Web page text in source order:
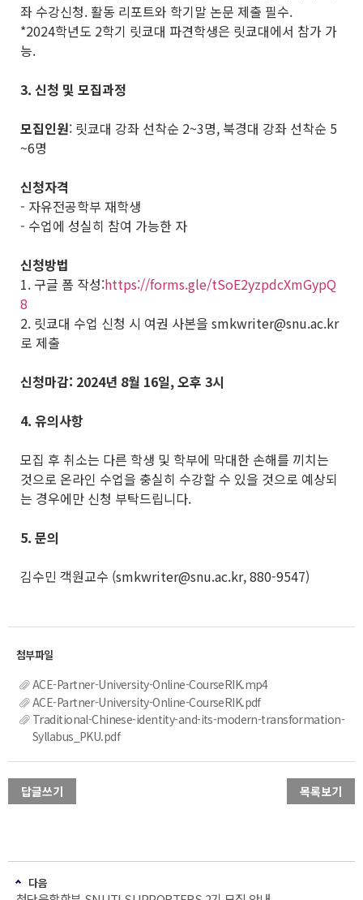
좌 수강신청. 활동 리포트와 학기말 논문 제출 필수.
*2024학년도 2학기 릿쿄대 파견학생은 릿쿄대에서 참가 가
능.
3. 신청 및 모집과정
모집인원: 릿쿄대 강좌 선착순 2~3명, 북경대 강좌 선착순 5
~6명
신청자격
- 자유전공학부 재학생
- 수업에 성실히 참여 가능한 자
신청방법
1. 구글 폼 작성:https://forms.gle/tSoE2yzpdcXmGypQ
8
2. 릿쿄대 수업 신청 시 여권 사본을 smkwriter@snu.ac.kr
로 제출
신청마감: 2024년 8월 16일, 오후 3시
4. 유의사항
모집 후 취소는 다른 학생 및 학부에 막대한 손해를 끼치는
것으로 온라인 수업을 충실히 수강할 수 있을 것으로 예상되
는 경우에만 신청 부탁드립니다.
5. 문의
김수민 객원교수 (smkwriter@snu.ac.kr, 880-9547)
ACE-Partner-University-Online-CourseRIK.mp4
ACE-Partner-University-Online-CourseRIK.pdf
Traditional-Chinese-identity-and-its-modern-transformation-
Syllabus_PKU.pdf
답글쓰기 목록보기
다음